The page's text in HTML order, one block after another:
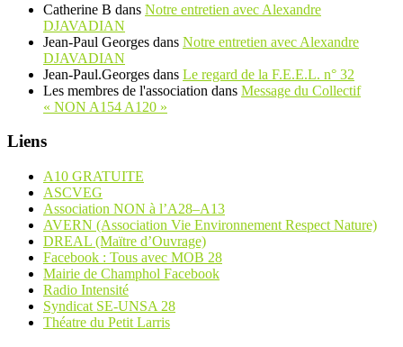
Catherine B dans Notre entretien avec Alexandre
DJAVADIAN
Jean-Paul Georges dans Notre entretien avec Alexandre
DJAVADIAN
Jean-Paul.Georges dans Le regard de la F.E.E.L. n° 32
Les membres de l'association dans Message du Collectif
« NON A154 A120 »
Liens
A10 GRATUITE
ASCVEG
Association NON à l’A28–A13
AVERN (Association Vie Environnement Respect Nature)
DREAL (Maïtre d’Ouvrage)
Facebook : Tous avec MOB 28
Mairie de Champhol Facebook
Radio Intensité
Syndicat SE-UNSA 28
Théatre du Petit Larris